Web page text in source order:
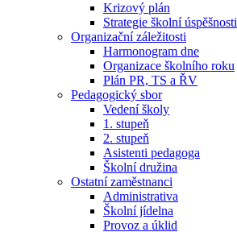
Krizový plán
Strategie školní úspěšnosti
Organizační záležitosti
Harmonogram dne
Organizace školního roku
Plán PR, TS a ŘV
Pedagogický sbor
Vedení školy
1. stupeň
2. stupeň
Asistenti pedagoga
Školní družina
Ostatní zaměstnanci
Administrativa
Školní jídelna
Provoz a úklid